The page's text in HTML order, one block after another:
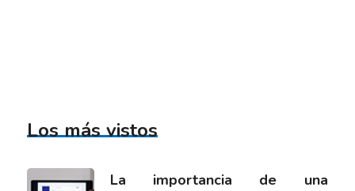
Los más vistos
La importancia de una